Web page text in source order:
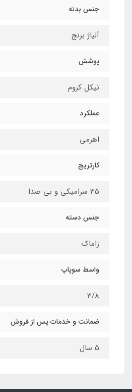
جنس بدنه
آلیاژ برنج
پوشش
نیکل کروم
عملکرد
اهرمی
کارتریج
35 سرامیکی و بی صدا
جنس دسته
زاماک
واسط سوپاپ
3/8
ضمانت و خدمات پس از فروش
5 سال